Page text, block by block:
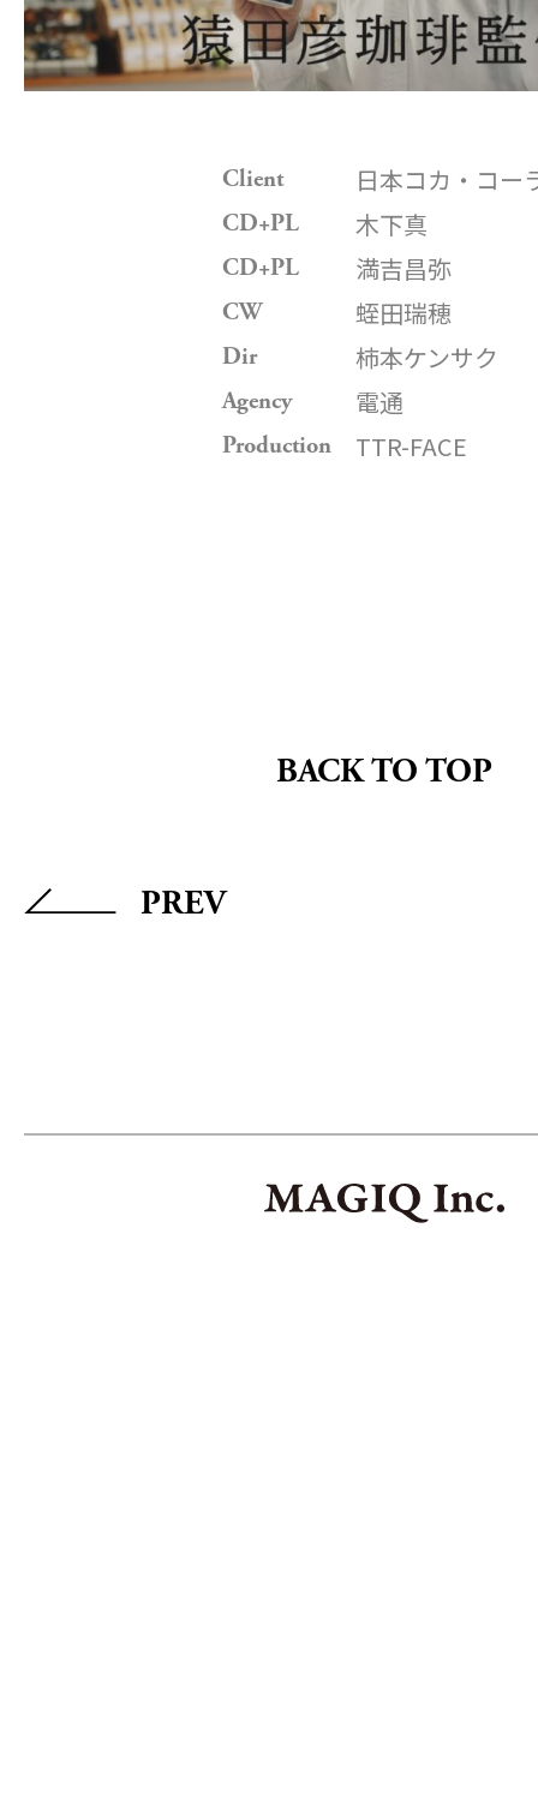
Client 日本コカ・コー
CD+PL 木下真
CD+PL 満吉昌弥
CW 蛭田瑞穂
Dir 柿本ケンサク
Agency 電通
Production TTR-FACE
PREV
BACK TO TOP